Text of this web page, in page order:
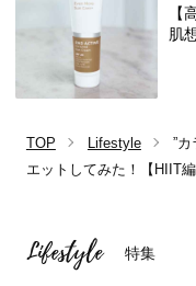
【
肌
TOP Lifestyle
”
エットしてみた！【HIIT編
Lifestyle 特集